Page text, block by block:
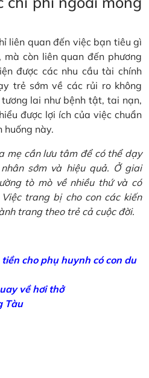
liên quan đến việc bạn tiêu gì
còn liên quan đến phương
được các nhu cầu tài chính
trẻ sớm về các rủi ro không
lai như bệnh tật, tai nạn,
được lợi ích của việc chuẩn
huống này.
mẹ cần lưu tâm để có thể dạy
sớm và hiệu quả. Ở giai
tò mò về nhiều thứ và có
trang bị cho con các kiến
trang theo trẻ cả cuộc đời.
cho phụ huynh có con du
về hơi thở
Tàu